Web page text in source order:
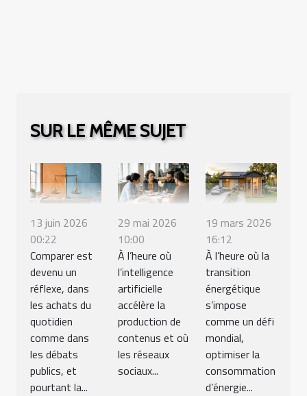
SUR LE MÊME SUJET
13 juin 2026
00:22
Comparer est
devenu un
réflexe, dans
les achats du
quotidien
comme dans
les débats
publics, et
pourtant la...
29 mai 2026
10:00
À l’heure où
l’intelligence
artificielle
accélère la
production de
contenus et où
les réseaux
sociaux...
19 mars 2026
16:12
À l’heure où la
transition
énergétique
s’impose
comme un défi
mondial,
optimiser la
consommation
d’énergie...